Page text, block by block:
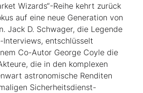
Wizards“-Reihe kehrt zurück
auf eine neue Generation von
Jack D. Schwager, die Legende
Interviews, entschlüsselt
Co-Autor George Coyle die
die in den komplexen
astronomische Renditen
Sicherheitsdienst-